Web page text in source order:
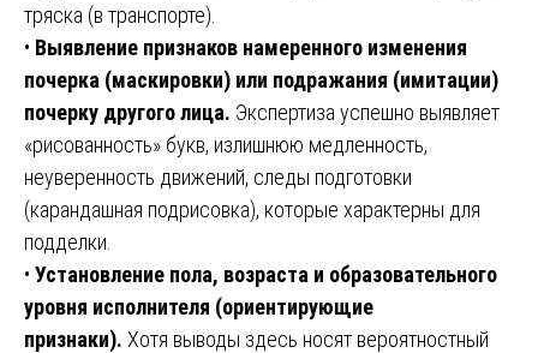
тряска (в транспорте).
• Выявление признаков намеренного изменения
почерка (маскировки) или подражания (имитации)
почерку другого лица. Экспертиза успешно выявляет
«рисованность» букв, излишнюю медленность,
неуверенность движений, следы подготовки
(карандашная подрисовка), которые характерны для
подделки.
• Установление пола, возраста и образовательного
уровня исполнителя (ориентирующие
признаки). Хотя выводы здесь носят вероятностный